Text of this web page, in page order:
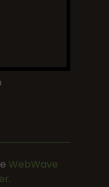
WebWave